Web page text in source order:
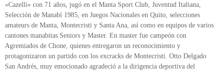
«Cazelli» con 71 años, jugó en el Manta Sport Club, Juventud Italiana,
Selección de Manabí 1985, en Juegos Nacionales en Quito, selecciones
amateurs de Manta, Montecristi y Santa Ana, así como en equipos de varios
cantones manabitas Seniors y Master. En master fue campeón con
Agremiados de Chone, quienes entregaron un reconocimiento y
protagonizaron un partido con los excracks de Montecristi. Otto Delgado
San Andrés, muy emocionado agradeció a la dirigencia deportiva del